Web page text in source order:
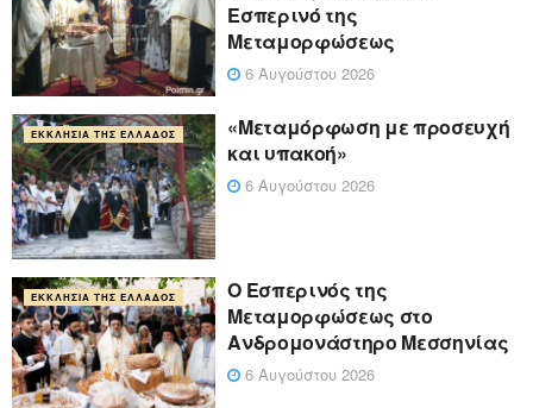
Εσπερινό της
Μεταμορφώσεως
6 Αυγούστου 2026
ΕΚΚΛΗΣΊΑ ΤΗΣ ΕΛΛΆΔΟΣ
«Μεταμόρφωση με προσευχή
και υπακοή»
6 Αυγούστου 2026
ΕΚΚΛΗΣΊΑ ΤΗΣ ΕΛΛΆΔΟΣ
Ο Εσπερινός της
Μεταμορφώσεως στο
Ανδρομονάστηρο Μεσσηνίας
6 Αυγούστου 2026